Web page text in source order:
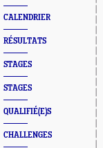
CALENDRIER
RÉSULTATS
STAGES
STAGES
QUALIFIÉ(E)S
CHALLENGES